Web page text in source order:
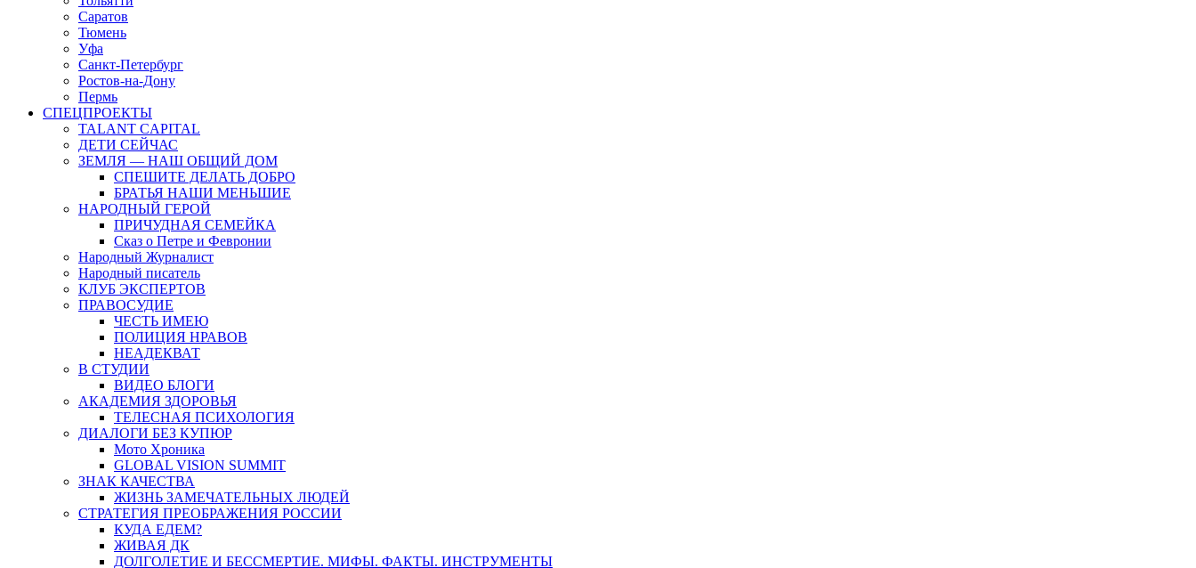
Саратов
Тюмень
Уфа
Санкт-Петербург
Ростов-на-Дону
Пермь
СПЕЦПРОЕКТЫ
TALANT CAPITAL
ДЕТИ СЕЙЧАС
ЗЕМЛЯ — НАШ ОБЩИЙ ДОМ
СПЕШИТЕ ДЕЛАТЬ ДОБРО
БРАТЬЯ НАШИ МЕНЬШИЕ
НАРОДНЫЙ ГЕРОЙ
ПРИЧУДНАЯ СЕМЕЙКА
Сказ о Петре и Февронии
Народный Журналист
Народный писатель
КЛУБ ЭКСПЕРТОВ
ПРАВОСУДИЕ
ЧЕСТЬ ИМЕЮ
ПОЛИЦИЯ НРАВОВ
НЕАДЕКВАТ
В СТУДИИ
ВИДЕО БЛОГИ
АКАДЕМИЯ ЗДОРОВЬЯ
ТЕЛЕСНАЯ ПСИХОЛОГИЯ
ДИАЛОГИ БЕЗ КУПЮР
Мото Хроника
GLOBAL VISION SUMMIT
ЗНАК КАЧЕСТВА
ЖИЗНЬ ЗАМЕЧАТЕЛЬНЫХ ЛЮДЕЙ
СТРАТЕГИЯ ПРЕОБРАЖЕНИЯ РОССИИ
КУДА ЕДЕМ?
ЖИВАЯ ДК
ДОЛГОЛЕТИЕ И БЕССМЕРТИЕ. МИФЫ. ФАКТЫ. ИНСТРУМЕНТЫ